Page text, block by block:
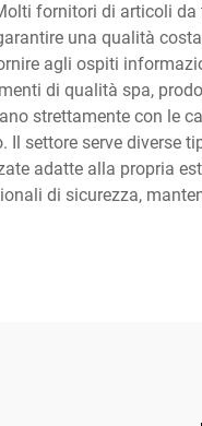
fornitori di articoli
una qualità
agli ospiti
di qualità spa,
strettamente con le
settore serve diverse
adatte alla propria
di sicurezza,